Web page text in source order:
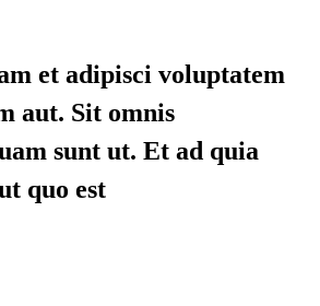
et adipisci voluptatem
aut. Sit omnis
sunt ut. Et ad quia
quo est